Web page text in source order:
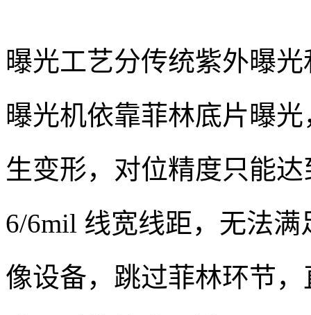
曝光工艺分传统紫外曝
曝光机依靠菲林底片曝
生变形，对位精度只能
6/6mil 线宽线距，无法
像设备，跳过菲林环节